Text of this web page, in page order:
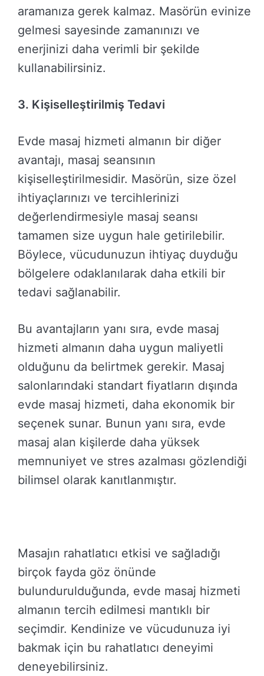
aramanıza gerek kalmaz. Masörün evinize
gelmesi sayesinde zamanınızı ve
enerjinizi daha verimli bir şekilde
kullanabilirsiniz.
3. Kişiselleştirilmiş Tedavi
Evde masaj hizmeti almanın bir diğer
avantajı, masaj seansının
kişiselleştirilmesidir. Masörün, size özel
ihtiyaçlarınızı ve tercihlerinizi
değerlendirmesiyle masaj seansı
tamamen size uygun hale getirilebilir.
Böylece, vücudunuzun ihtiyaç duyduğu
bölgelere odaklanılarak daha etkili bir
tedavi sağlanabilir.
Bu avantajların yanı sıra, evde masaj
hizmeti almanın daha uygun maliyetli
olduğunu da belirtmek gerekir. Masaj
salonlarındaki standart fiyatların dışında
evde masaj hizmeti, daha ekonomik bir
seçenek sunar. Bunun yanı sıra, evde
masaj alan kişilerde daha yüksek
memnuniyet ve stres azalması gözlendiği
bilimsel olarak kanıtlanmıştır.
Masajın rahatlatıcı etkisi ve sağladığı
birçok fayda göz önünde
bulundurulduğunda, evde masaj hizmeti
almanın tercih edilmesi mantıklı bir
seçimdir. Kendinize ve vücudunuza iyi
bakmak için bu rahatlatıcı deneyimi
deneyebilirsiniz.